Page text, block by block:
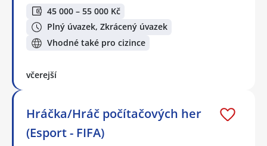
45 000 – 55 000 Kč
Plný úvazek, Zkrácený úvazek
Vhodné také pro cizince
včerejší
Hráčka/Hráč počítačových her
(Esport - FIFA)